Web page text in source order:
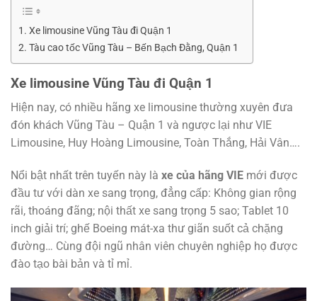
Xe limousine Vũng Tàu đi Quận 1
Tàu cao tốc Vũng Tàu – Bến Bạch Đằng, Quận 1
Xe limousine Vũng Tàu đi Quận 1
Hiện nay, có nhiều hãng xe limousine thường xuyên đưa
đón khách Vũng Tàu – Quận 1 và ngược lại như VIE
Limousine, Huy Hoàng Limousine, Toàn Thắng, Hải Vân….
Nổi bật nhất trên tuyến này là xe của hãng VIE mới được
đầu tư với dàn xe sang trọng, đẳng cấp: Không gian rộng
rãi, thoáng đãng; nội thất xe sang trọng 5 sao; Tablet 10
inch giải trí; ghế Boeing mát-xa thư giãn suốt cả chặng
đường… Cùng đội ngũ nhân viên chuyên nghiệp họ được
đào tạo bài bản và tỉ mỉ.